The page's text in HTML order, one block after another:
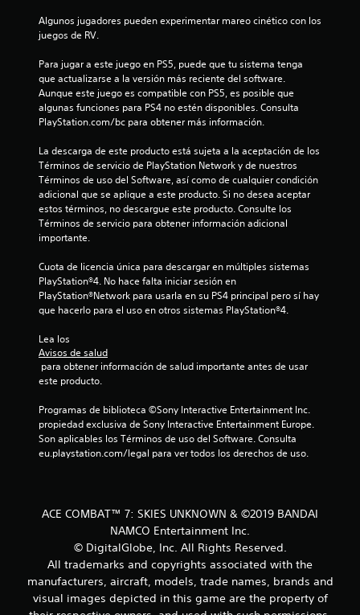
Algunos jugadores pueden experimentar mareo cinético con los
juegos de RV.
Para jugar a este juego en PS5, puede que tu sistema tenga
que actualizarse a la versión más reciente del software.
Aunque este juego es compatible con PS5, es posible que
algunas funciones para PS4 no estén disponibles. Consulta
PlayStation.com/bc para obtener más información.
La descarga de este producto está sujeta a la aceptación de los
Términos de servicio de PlayStation Network y de nuestros
Términos de uso del Software, así como de cualquier condición
adicional que se aplique a este producto. Si no desea aceptar
estos términos, no descargue este producto. Consulte los
Términos de servicio para obtener información adicional
importante.
Cuota de licencia única para descargar en múltiples sistemas
PlayStation®4. No hace falta iniciar sesión en
PlayStation®Network para usarla en su PS4 principal pero sí hay
que hacerlo para el uso en otros sistemas PlayStation®4.
Lea los
Avisos de salud
este producto.
Programas de biblioteca ©Sony Interactive Entertainment Inc.
propiedad exclusiva de Sony Interactive Entertainment Europe.
Son aplicables los Términos de uso del Software. Consulta
eu.playstation.com/legal para ver todos los derechos de uso.
ACE COMBAT™ 7: SKIES UNKNOWN & ©2019 BANDAI
NAMCO Entertainment Inc.
© DigitalGlobe, Inc. All Rights Reserved.
All trademarks and copyrights associated with the
manufacturers, aircraft, models, trade names, brands and
visual images depicted in this game are the property of